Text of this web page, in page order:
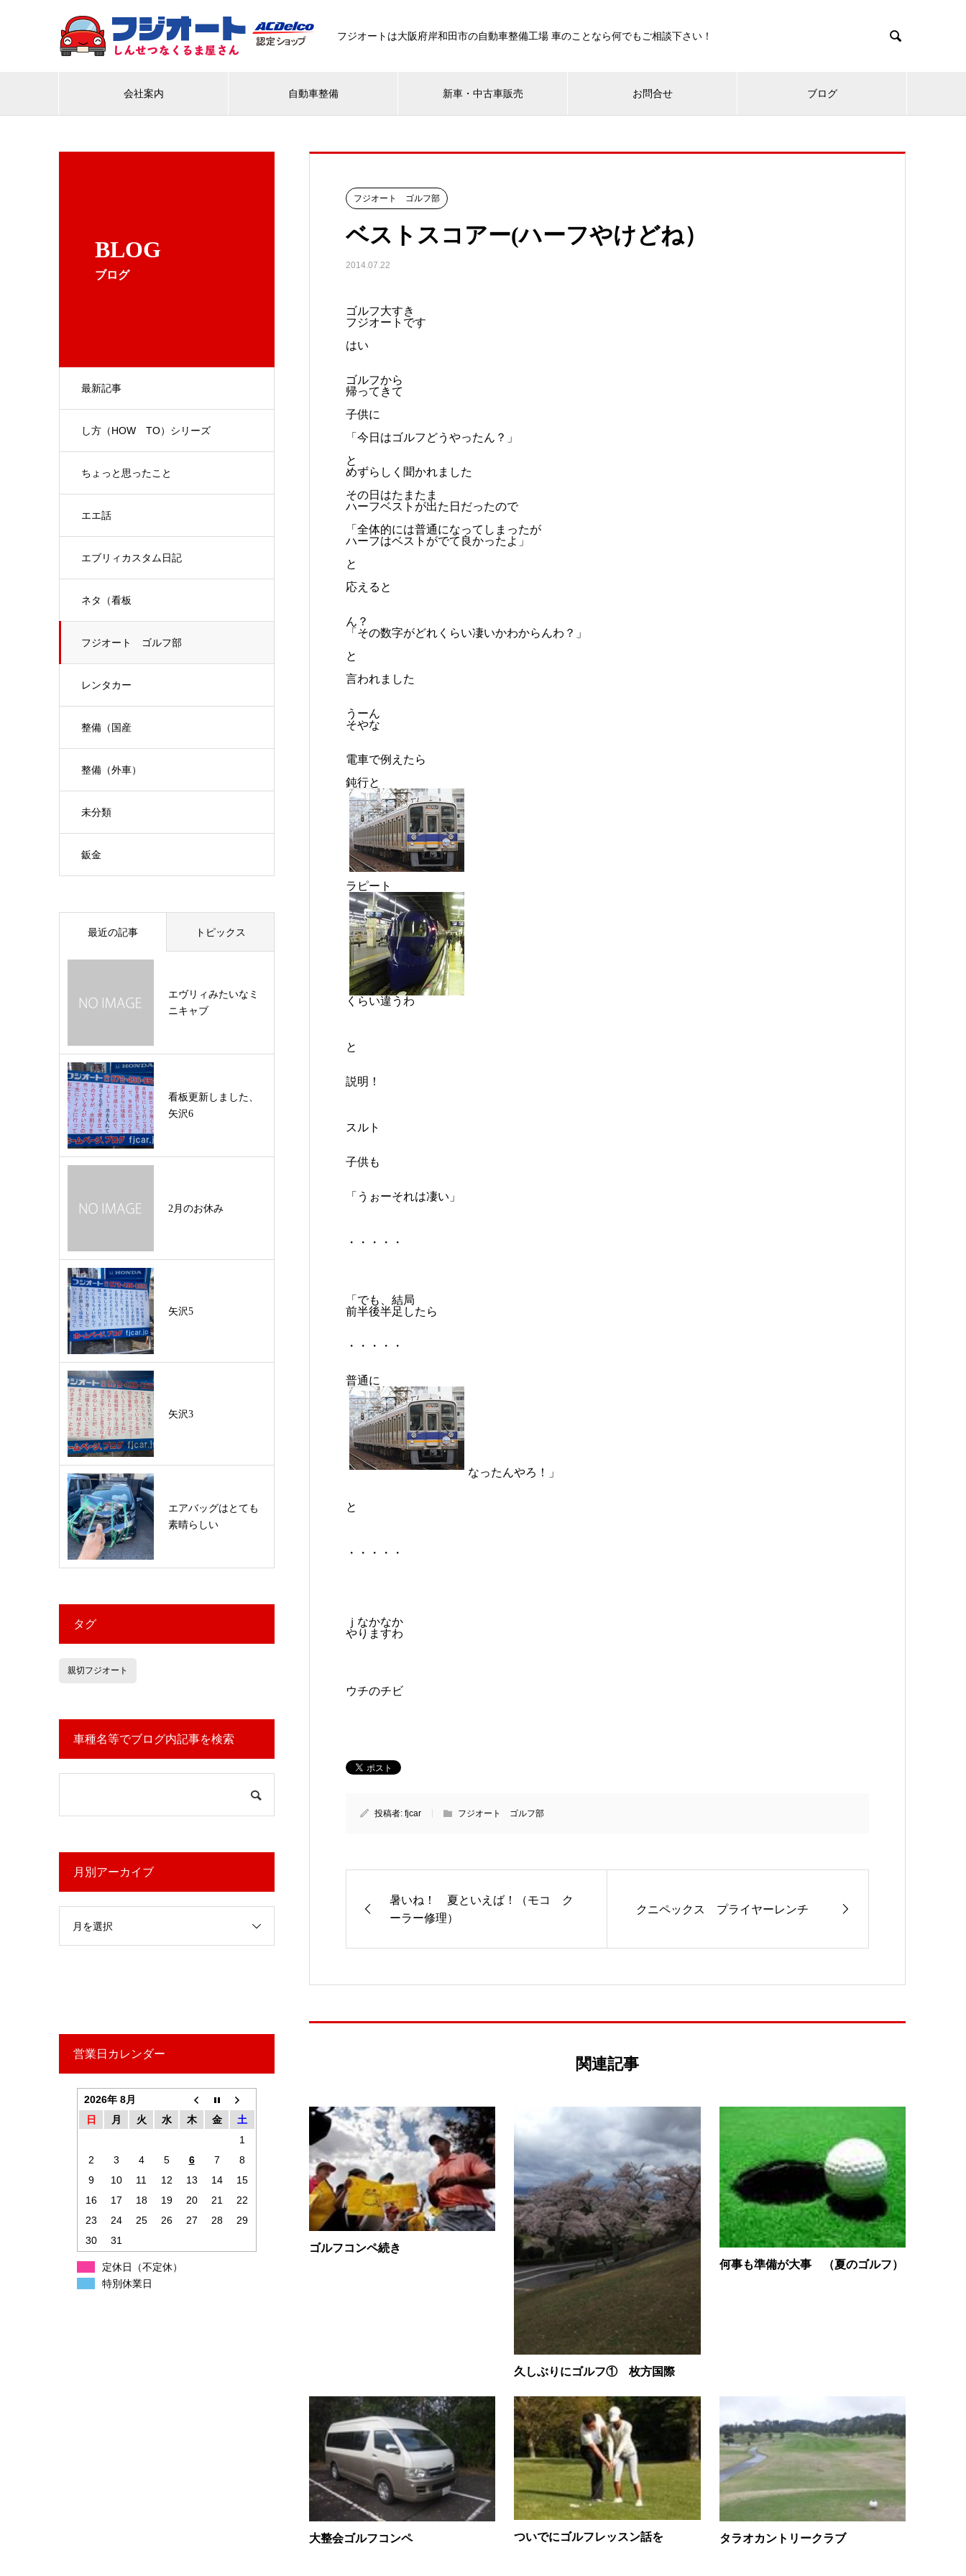
フジオートは大阪府岸和田市の自動車整備工場 車のことなら何でもご相談下さい！ 
会社案内 自動車整備 新車・中古車販売 お問合せ ブログ
BLOG
ブログ
最新記事
し方（HOW TO）シリーズ
ちょっと思ったこと
エエ話
エブリィカスタム日記
ネタ（看板
フジオート ゴルフ部
レンタカー
整備（国産
整備（外車）
未分類
鈑金
フジオート ゴルフ部
ベストスコアー(ハーフやけどね）
2014.07.22
ゴルフ大すき
フジオートです
はい
ゴルフから
帰ってきて
子供に
「今日はゴルフどうやったん？」
と
めずらしく聞かれました
その日はたまたま
ハーフベストが出た日だったので
「全体的には普通になってしまったが
ハーフはベストがでて良かったよ」
と
応えると
ん？
「その数字がどれくらい凄いかわからんわ？」
と
言われました
うーん
そやな
電車で例えたら
鈍行と
ラピート
くらい違うわ
と
説明！
スルト
子供も
「うぉーそれは凄い」
・・・・・
「でも、結局
前半後半足したら
・・・・・
普通に
なったんやろ！」
と
・・・・・
ｊなかなか
やりますわ
ウチのチビ
投稿者: fjcar フジオート ゴルフ部
暑いね！ 夏といえば！（モコ ク
ーラー修理）
クニペックス プライヤーレンチ
関連記事
ゴルフコンペ続き
久しぶりにゴルフ① 枚方国際
何事も準備が大事 （夏のゴルフ）
大整会ゴルフコンペ ついでにゴルフレッスン話を タラオカントリークラブ
最近の記事 トピックス
エヴリィみたいなミ
ニキャブ
看板更新しました、
矢沢6
2月のお休み
矢沢5
矢沢3
エアバッグはとても
素晴らしい
タグ
親切フジオート
車種名等でブログ内記事を検索
月別アーカイブ
月を選択
営業日カレンダー
2026年 8月
日
月 火 水 木 金
土
1
2
3 4 5 6 7
8
9
10 11 12 13 14
15
16
17 18 19 20 21
22
23
24 25 26 27 28
29
30
31
定休日（不定休）
特別休業日